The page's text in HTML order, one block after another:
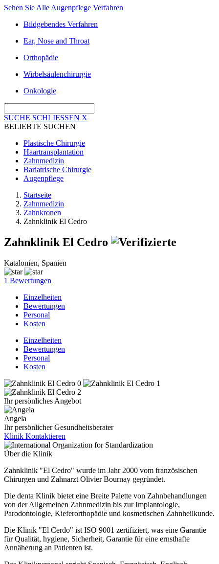
Sehen Sie Alle Augenpflege Verfahren
Bildgebendes Verfahren
Ear, Nose and Throat
Orthopädie
Wirbelsäulenchirurgie
Onkologie
SUCHE SCHLIESSEN X
BELIEBTE SUCHEN
Plastische Chirurgie
Haartransplantation
Zahnmedizin
Bariatrische Chirurgie
Augenpflege
Startseite
Zahnmedizin
Zahnkronen
Zahnklinik El Cedro
Zahnklinik El Cedro
Katalonien, Spanien
1 Bewertungen
Einzelheiten
Bewertungen
Personal
Kosten
Einzelheiten
Bewertungen
Personal
Kosten
Ihr persönliches Angebot
Angela
Ihr persönlicher Gesundheitsberater
Klinik Kontaktieren
Über die Klinik
Zahnklinik "El Cedro" wurde im Jahr 2000 vom französischen
Chirurgen und Zahnarzt Olivier Bournay gegründet.
Die denta Klinik bietet eine Breite Palette von Zahnbehandlungen
von der Allgemeinen Zahnmedizin bis zur Implantologie,
Parodontologie, Kieferorthopädie und kosmetischen Zahnheilkunde.
Die Klinik "El Cerdo" ist ISO 9001 zertifiziert, was eine Garantie
für Qualität, hygiene, Sicherheit, Garantie für eine ernsthafte
Annäherung an Patienten ist.